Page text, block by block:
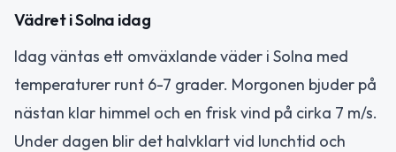
Vädret i Solna idag
Idag väntas ett omväxlande väder i Solna med
temperaturer runt 6-7 grader. Morgonen bjuder på
nästan klar himmel och en frisk vind på cirka 7 m/s.
Under dagen blir det halvklart vid lunchtid och